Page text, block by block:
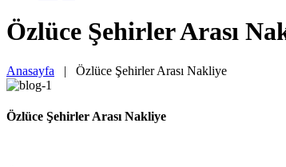
Özlüce Şehirler Arası
Anasayfa | Özlüce Şehirler Arası Nakliye
Özlüce Şehirler Arası Nakliye